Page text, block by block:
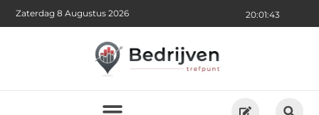
20:01:45
Zaterdag 8 Augustus 2026